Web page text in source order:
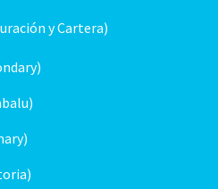
y Cartera)